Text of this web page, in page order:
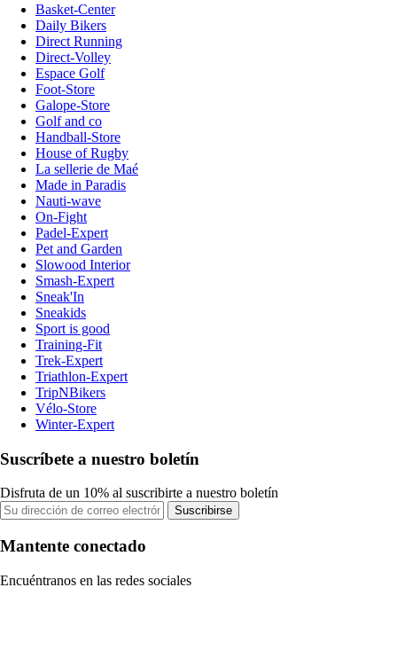
Basket-Center
Daily Bikers
Direct Running
Direct-Volley
Espace Golf
Foot-Store
Galope-Store
Golf and co
Handball-Store
House of Rugby
La sellerie de Maé
Made in Paradis
Nauti-wave
On-Fight
Padel-Expert
Pet and Garden
Slowood Interior
Smash-Expert
Sneak'In
Sneakids
Sport is good
Training-Fit
Trek-Expert
Triathlon-Expert
TripNBikers
Vélo-Store
Winter-Expert
Suscríbete a nuestro boletín
Disfruta de un 10% al suscribirte a nuestro boletín
Suscribirse
Mantente conectado
Encuéntranos en las redes sociales